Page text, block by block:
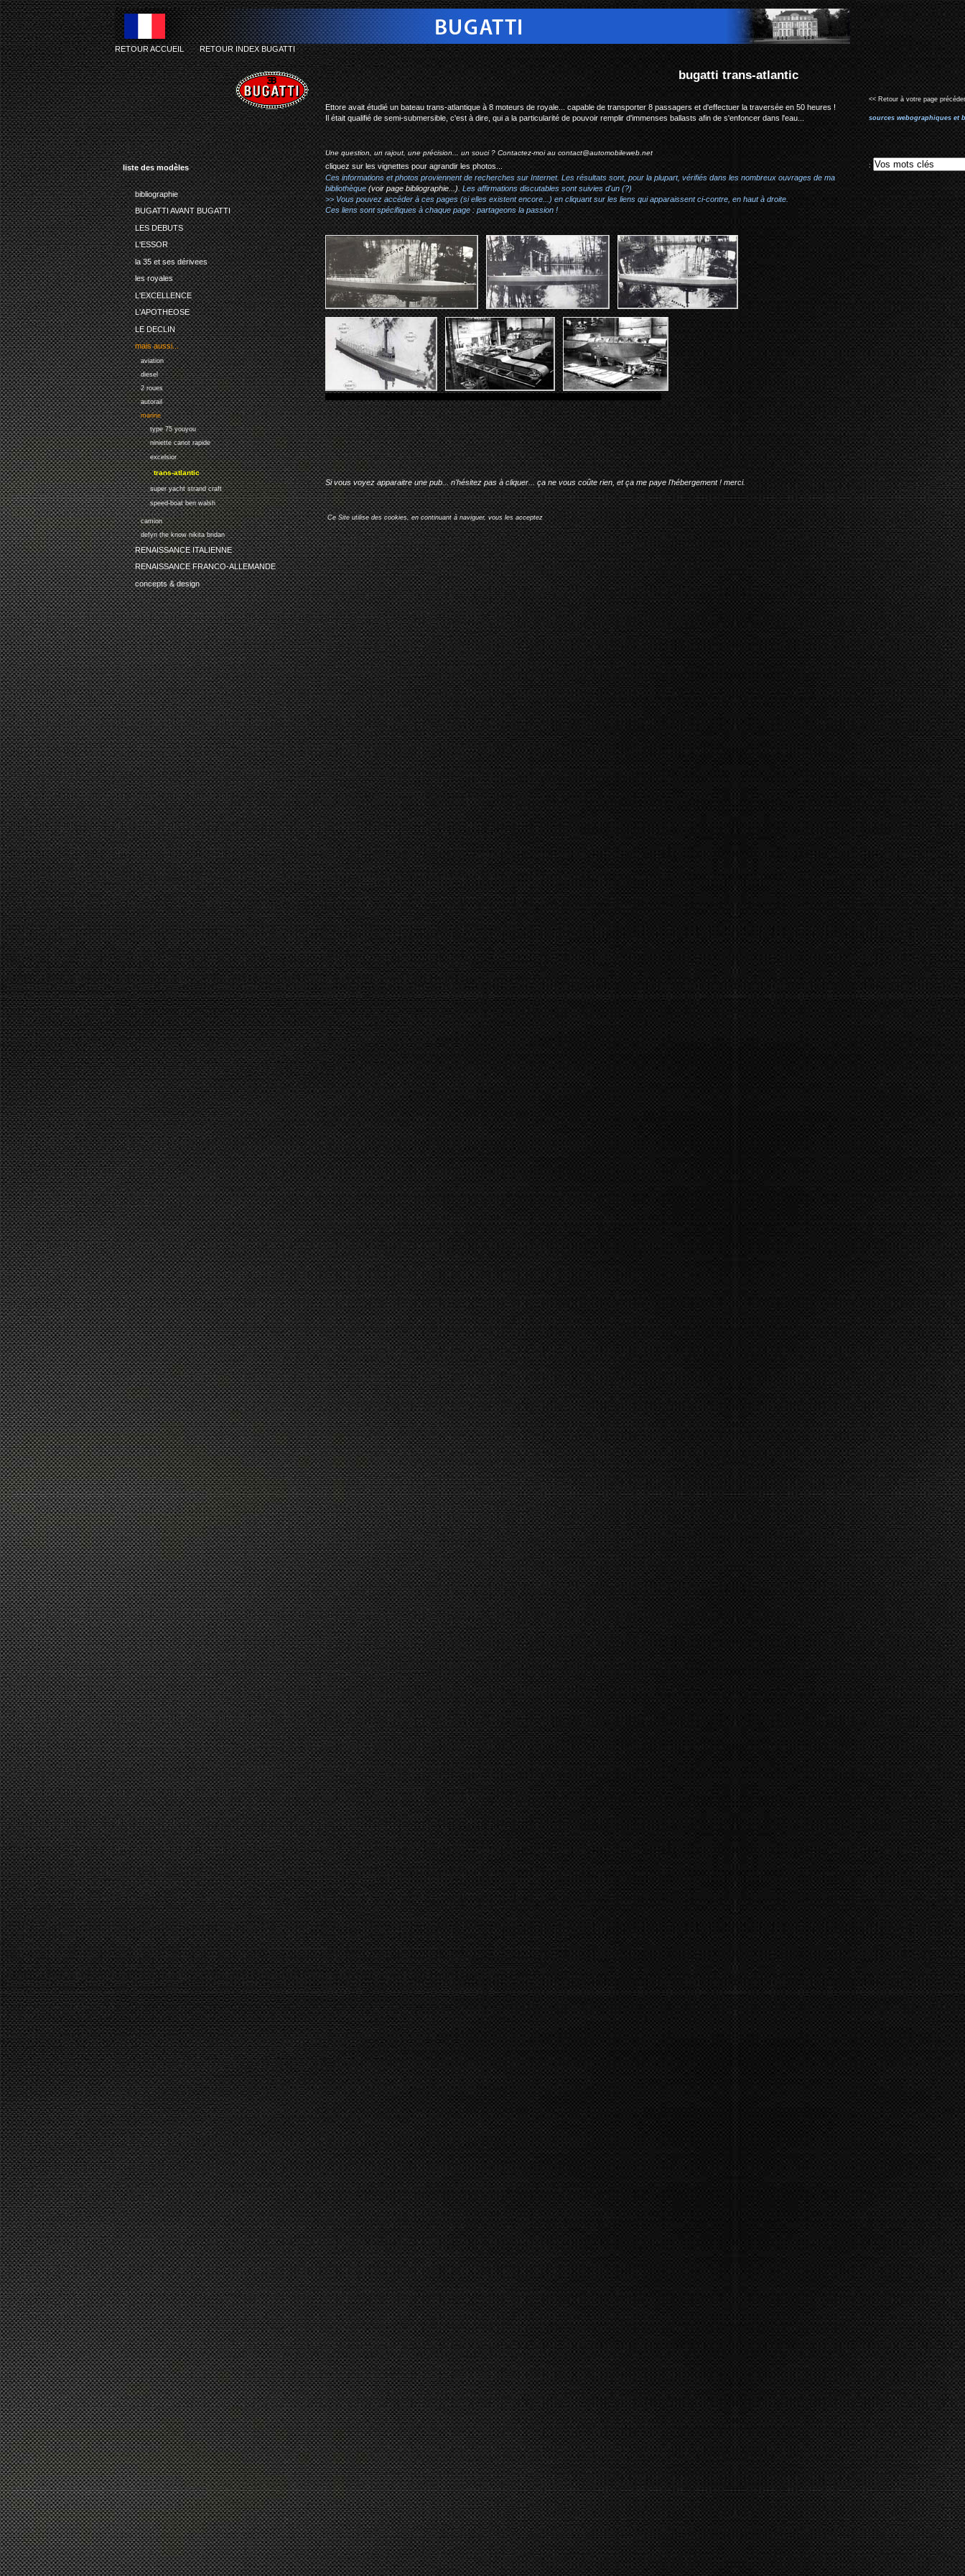
liste des modèles
bibliographie
BUGATTI AVANT BUGATTI
LES DEBUTS
L'ESSOR
la 35 et ses dérivees
les royales
L'EXCELLENCE
L'APOTHEOSE
LE DECLIN
mais aussi...
aviation
diesel
2 roues
autorail
marine
type 75 youyou
niniette canot rapide
excelsior
trans-atlantic
super yacht strand craft
speed-boat ben walsh
camion
defyn the know nikita bridan
RENAISSANCE ITALIENNE
RENAISSANCE FRANCO-ALLEMANDE
concepts & design
bugatti trans-atlantic
RETOUR ACCUEIL-RETOUR INDEX BUGATTI
Ettore avait étudié un bateau trans-atlantique à 8 moteurs de royale... capable de transporter 8 passagers et d'effectuer la traversée en 50 heures !
Il était qualifié de semi-submersible, c'est à dire, qui a la particularité de pouvoir remplir d'immenses ballasts afin de s'enfoncer dans l'eau...
Une question, un rajout, une précision... un souci ? Contactez-moi aucontact@automobileweb.net
cliquez sur les vignettes pour agrandir les photos...
Ces informations et photos proviennent de recherches sur Internet. Les résultats sont, pour la plupart, vérifiés dans les nombreux ouvrages de ma
bibliothèque(voir page bibliographie...). Les affirmations discutables sont suivies d'un (?)
>> Vous pouvez accéder à ces pages (si elles existent encore...) en cliquant sur les liens qui apparaissent ci-contre, en haut à droite.
Ces liens sont spécifiques à chaque page : partageons la passion !
Si vous voyez apparaitre une pub... n'hésitez pas à cliquer... ça ne vous coûte rien, et ça me paye l'hébergement ! merci.
Ce Site utilise des cookies, en continuant à naviguer, vous les acceptez
<< Retour à votre page
sources webographiques et
: